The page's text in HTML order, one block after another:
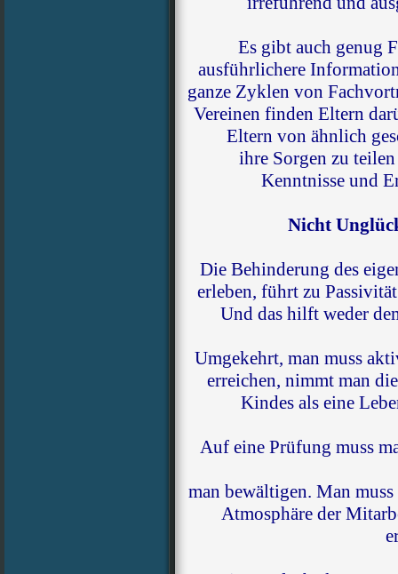
Es gibt auch genug
ausführlichere
ganze Zyklen von
Vereinen finden Eltern
Eltern von ähnlich
ihre Sorgen zu
Kenntnisse und
Nicht
Die Behinderung des
erleben, führt zu
Und das hilft weder
Umgekehrt, man muss
erreichen, nimmt man
Kindes als eine
Auf eine Prüfung muss
man bewältigen. Man
Atmosphäre der